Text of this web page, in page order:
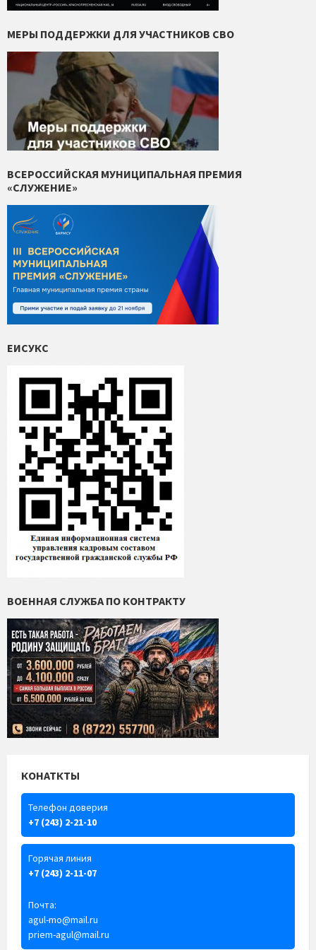
МЕРЫ ПОДДЕРЖКИ ДЛЯ УЧАСТНИКОВ СВО
ВСЕРОССИЙСКАЯ МУНИЦИПАЛЬНАЯ ПРЕМИЯ
«СЛУЖЕНИЕ»
ЕИСУКС
ВОЕННАЯ СЛУЖБА ПО КОНТРАКТУ
КОНАТКТЫ
Телефон доверия
+7 (243) 2-21-10
Горячая линия
+7 (243) 2-11-07
Почта:
agul-mo@mail.ru
priem-agul@mail.ru